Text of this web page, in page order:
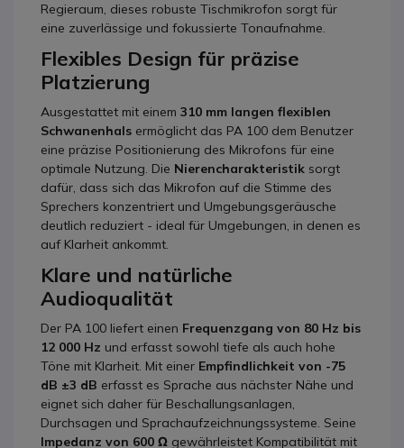
Regieraum, dieses robuste Tischmikrofon sorgt für
eine zuverlässige und fokussierte Tonaufnahme.
Flexibles Design für präzise
Platzierung
Ausgestattet mit einem 310 mm langen flexiblen
Schwanenhals ermöglicht das PA 100 dem Benutzer
eine präzise Positionierung des Mikrofons für eine
optimale Nutzung. Die Nierencharakteristik sorgt
dafür, dass sich das Mikrofon auf die Stimme des
Sprechers konzentriert und Umgebungsgeräusche
deutlich reduziert - ideal für Umgebungen, in denen es
auf Klarheit ankommt.
Klare und natürliche
Audioqualität
Der PA 100 liefert einen Frequenzgang von 80 Hz bis
12 000 Hz und erfasst sowohl tiefe als auch hohe
Töne mit Klarheit. Mit einer Empfindlichkeit von -75
dB ±3 dB erfasst es Sprache aus nächster Nähe und
eignet sich daher für Beschallungsanlagen,
Durchsagen und Sprachaufzeichnungssysteme. Seine
Impedanz von 600 Ω gewährleistet Kompatibilität mit